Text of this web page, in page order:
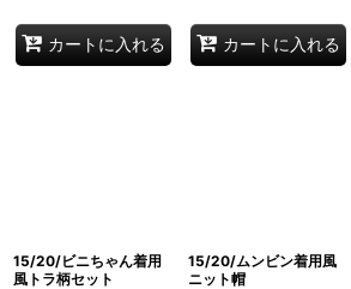
カートに入れる カートに入れる
15/20/ビニちゃん着用
風トラ柄セット
15/20/ムンビン着用風
ニット帽